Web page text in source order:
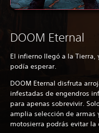
DOOM Eternal
El infierno llegó a la Tierra,
podía esperar.
DOOM Eternal disfruta
infestadas de engendros
para apenas sobrevivir.
amplia selección de armas
motosierra podrás evitar